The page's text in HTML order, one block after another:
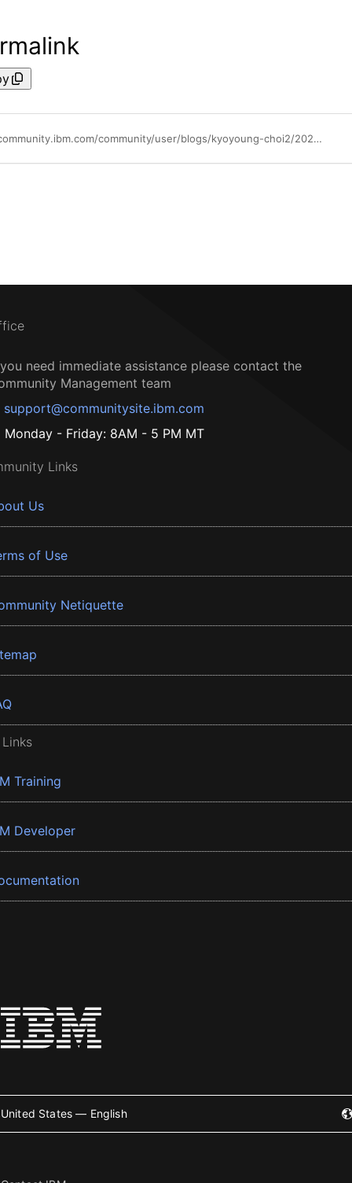
https://community.ibm.com/community/user/blogs/kyoyoung-choi2/2024/11/25/daily-security-briefing-24-11-04
need immediate assistance please contact the
Management team
support@communitysite.ibm.com
Monday - Friday: 8AM - 5 PM MT
Links
Us
of Use
Netiquette
Training
Developer
United States — English